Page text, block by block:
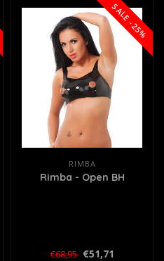
SALE -25%
RIMBA
Rimba - Open BH
€68,95 €51,71